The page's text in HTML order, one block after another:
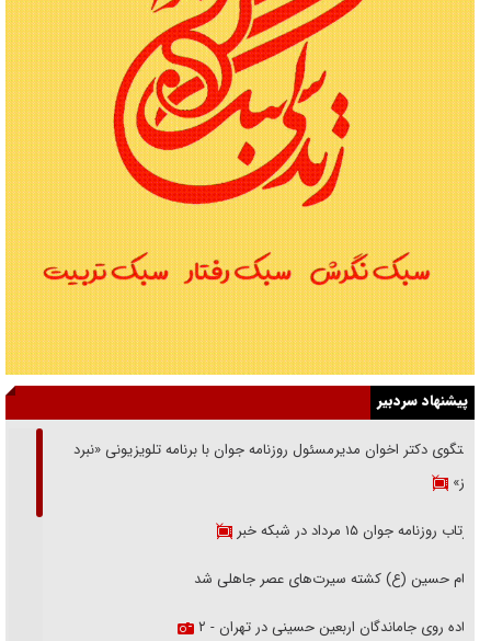
پیشنهاد سردبیر
گفتگوی دکتر اخوان مدیرمسئول روزنامه جوان با برنامه تلویزیونی «نبرد
هرمز»
بازتاب روزنامه جوان ۱۵ مرداد در شبکه خبر
امام حسین (ع) کشته سیرت‌های عصر جاهلی شد
پیاده روی جاماندگان اربعین حسینی در تهران - ۲